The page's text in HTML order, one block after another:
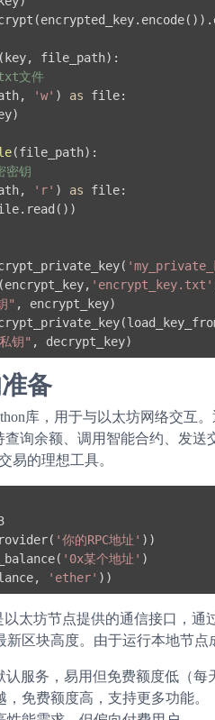
file_path) :
文件
'w' ) as file:
(file_path) :
密钥
'r' ) as file:
'encrypt_key.txt'
" , encrypt_key)
钥"
备
库，用于与以太坊网络交互
查询余额、调用智能合约、发
易的理想工具。
'你的RPC地址' ))
'0x某个地址' )
'ether'
太坊节点提供的通信接口，通
新区块高度。由于运行本地节
认服务，易用但免费额度低（每
，免费额度高，支持更多功能。